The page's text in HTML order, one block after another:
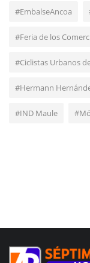
#EmbalseAncoa
#Feria de los
#Ciclistas Urbanos
#Hermann
#IND Maule